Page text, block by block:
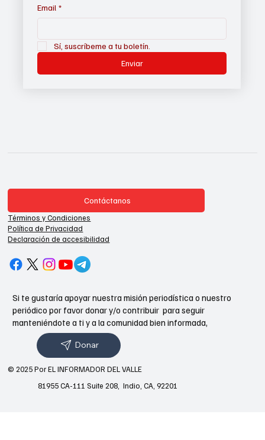
Email *
Sí, suscríbeme a tu boletín.
Enviar
Contáctanos
Términos y Condiciones
Política de Privacidad
Declaración de accesibilidad
Si te gustaría apoyar nuestra misión periodística o nuestro
periódico por favor donar y/o contribuir para seguir
manteniéndote a ti y a la comunidad bien informada,
Donar
81955 CA-111 Suite 208, Indio, CA, 92201
© 2025 Por EL INFORMADOR DEL VALLE